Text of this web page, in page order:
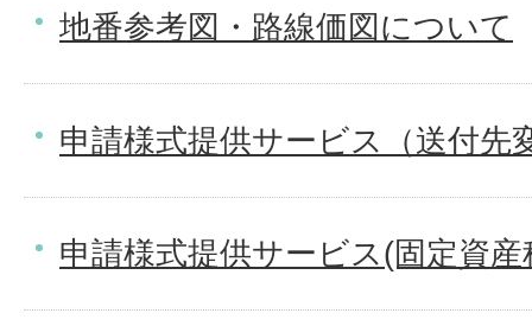
地番参考図・路線価図について
申請様式提供サービス（送付先
申請様式提供サービス(固定資